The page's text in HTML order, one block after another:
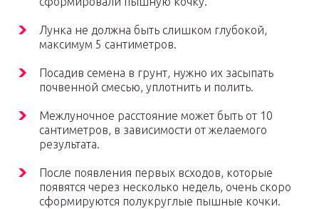
Лунка не должна быть слишком глубокой,
максимум 5 сантиметров.
Посадив семена в грунт, нужно их засыпать
почвенной смесью, уплотнить и полить.
Межлуночное расстояние может быть от 10
сантиметров, в зависимости от желаемого
результата.
После появления первых всходов, которые
появятся через несколько недель, очень скоро
сформируются полукруглые пышные кочки.